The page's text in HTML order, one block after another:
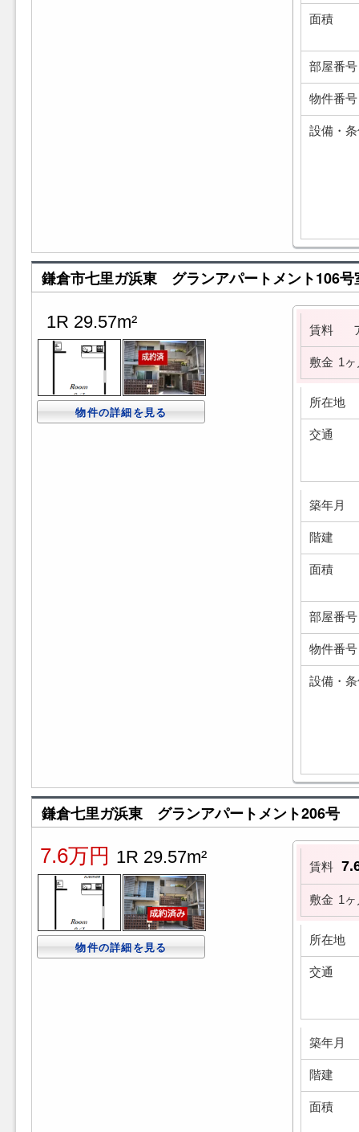
面積
部屋番号
物件番号
設備・
鎌倉市七里ガ浜東 グランアパートメント106号
1R 29.57m²
物件の詳細を見る
賃料
敷金 1
所在地
交通
築年月
階建
面積
部屋番号
物件番号
設備・
鎌倉七里ガ浜東 グランアパートメント206号
7.6万円 1R 29.57m²
物件の詳細を見る
賃料
敷金 1
所在地
交通
築年月
階建
面積